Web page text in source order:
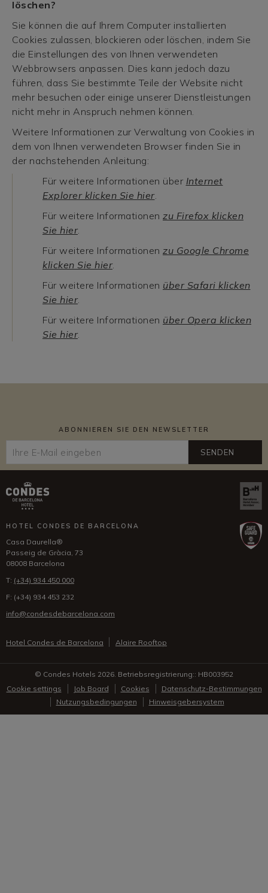
löschen?
Sie können die auf Ihrem Computer installierten
Cookies zulassen, blockieren oder löschen, indem Sie
die Einstellungen des von Ihnen verwendeten
Webbrowsers anpassen. Dies kann jedoch dazu
führen, dass Sie bestimmte Teile der Website nicht
mehr besuchen oder einige unserer Dienstleistungen
nicht mehr in Anspruch nehmen können.
Weitere Informationen zur Verwaltung von Cookies in
dem von Ihnen verwendeten Browser finden Sie in
der nachstehenden Anleitung:
Für weitere Informationen über Internet
Explorer klicken Sie hier.
Für weitere Informationen zu Firefox klicken
Sie hier.
Für weitere Informationen zu Google Chrome
klicken Sie hier.
Für weitere Informationen über Safari klicken
Sie hier.
Für weitere Informationen über Opera klicken
Sie hier.
ABONNIEREN SIE DEN NEWSLETTER
SENDEN
HOTEL CONDES DE BARCELONA
Casa Daurella®
Passeig de Gràcia, 73
08008 Barcelona
T: (+34) 934 450 000
F: (+34) 934 453 232
info@condesdebarcelona.com
Hotel Condes de Barcelona Alaire Rooftop
© Condes Hotels 2026. Betriebsregistrierung:: HB003952
Cookie settings
Job Board Cookies
Datenschutz-Bestimmungen
Nutzungsbedingungen
Hinweisgebersystem